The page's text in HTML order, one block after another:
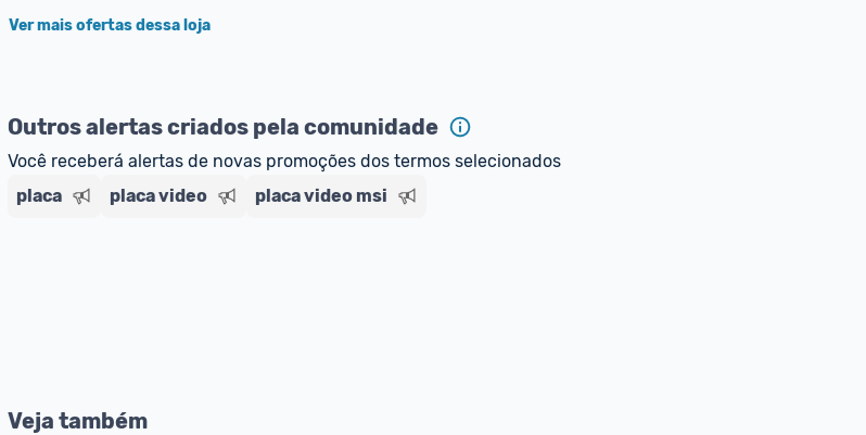
Ver mais ofertas dessa loja
Outros alertas criados pela comunidade
Você receberá alertas de novas promoções dos termos selecionados
placa
placa video placa video msi
Veja também